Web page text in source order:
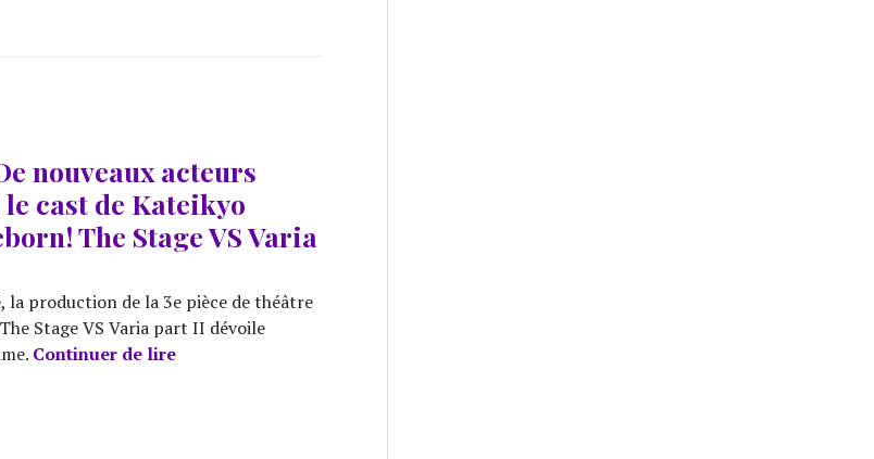
nouveaux acteurs
cast de Kateikyo
The Stage VS Varia
la production de la 3e pièce de théâtre
Stage VS Varia part II dévoile
Continuer de lire[Théâtre] De nouveaux acteurs rejoignent le cast de Kateikyo Hitman Reborn! The